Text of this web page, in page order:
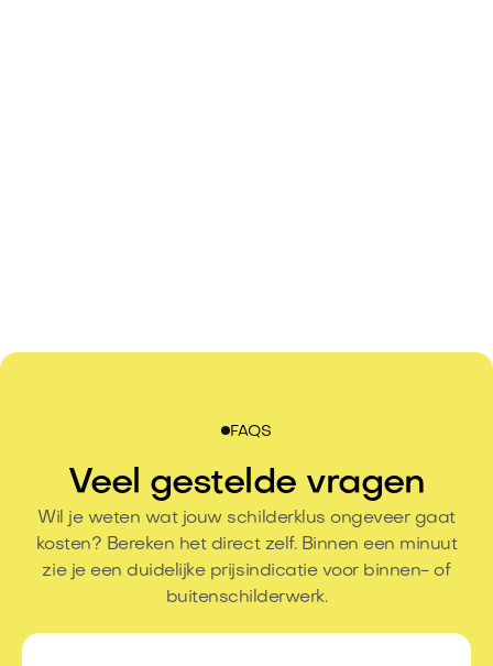
FAQS
Veel gestelde vragen
Wil je weten wat jouw schilderklus ongeveer gaat
kosten? Bereken het direct zelf. Binnen een minuut
zie je een duidelijke prijsindicatie voor binnen- of
buitenschilderwerk.